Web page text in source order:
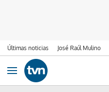
Últimas noticias José Raúl Mulino
Ir al contenido
Obrir navegació